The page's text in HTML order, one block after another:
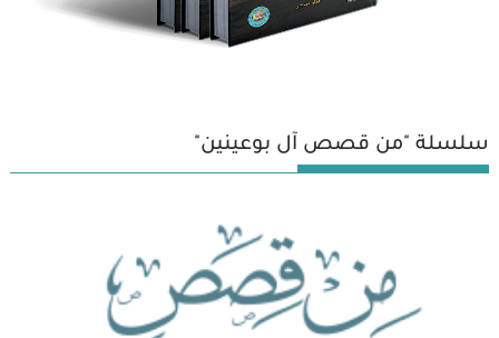
سلسلة "من قصص آل بوعينين"